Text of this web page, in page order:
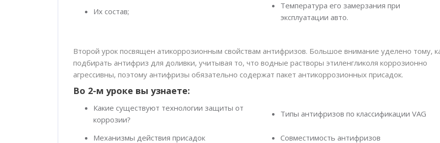
Их состав;
Температура его замерзания при
эксплуатации авто.
Второй урок посвящен атикоррозионным свойствам антифризов. Большое внимание уделено тому,
подбирать антифриз для доливки, учитывая то, что водные растворы этиленгликоля коррозионно
агрессивны, поэтому антифризы обязательно содержат пакет антикоррозионных присадок.
Во 2-м уроке вы узнаете:
Какие существуют технологии защиты от
коррозии?
Типы антифризов по классификации VAG
Механизмы действия присадок Совместимость антифризов